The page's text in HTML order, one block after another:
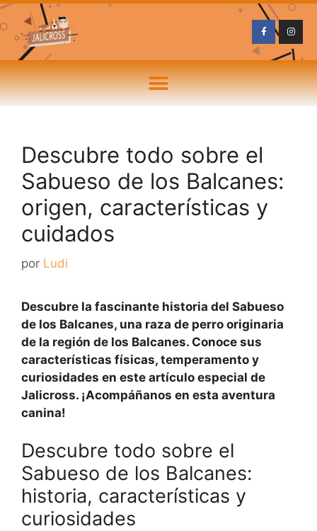
Descubre todo sobre el
Sabueso de los Balcanes:
origen, características y
cuidados
por Ludi
Descubre la fascinante historia del Sabueso
de los Balcanes, una raza de perro originaria
de la región de los Balcanes. Conoce sus
características físicas, temperamento y
curiosidades en este artículo especial de
Jalicross. ¡Acompáñanos en esta aventura
canina!
Descubre todo sobre el
Sabueso de los Balcanes:
historia, características y
curiosidades